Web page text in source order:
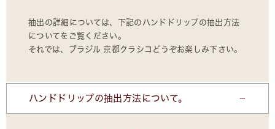
抽出の詳細については、下記のハンドドリップの抽出方法
についてをご覧ください。
それでは、ブラジル 京都クラシコどうぞお楽しみ下さい。
ハンドドリップの抽出方法について。